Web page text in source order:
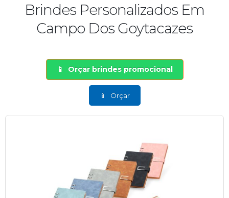
Brindes Personalizados Em
Campo Dos Goytacazes
Orçar brindes promocional
Orçar